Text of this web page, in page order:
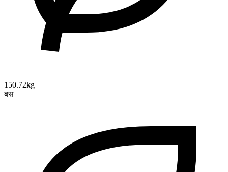
150.72kg
बस